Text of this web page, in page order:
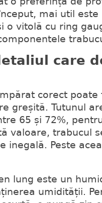
mai util
o vitolă cu ring
care
corect poate
greșită. Tutunul
65 și 72%,
valoare, trabucul
inegală. Peste
lung este un
umidității.